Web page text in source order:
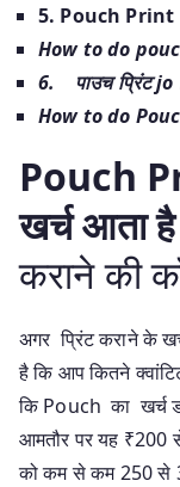
5. Pouch Print
How to do
6. पाउच प्रिंट jo
How to do
Pouch
खर्च आता
कराने की
अगर प्रिंट कराने के
है कि आप कितने
कि Pouch का खर्च
आमतौर पर यह ₹200
को कम से कम 250 से